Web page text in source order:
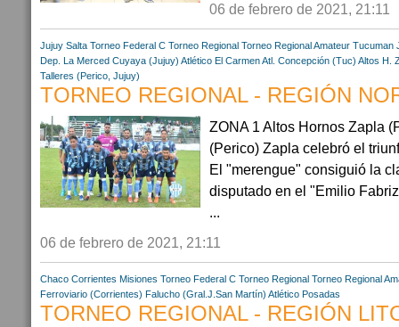
06 de febrero de 2021, 21:11
Jujuy Salta Torneo Federal C Torneo Regional Torneo Regional Amateur Tucuman
Dep. La Merced Cuyaya (Jujuy) Atlético El CarmenAtl. Concepción (Tuc) Altos H.
Talleres (Perico, Jujuy)
TORNEO REGIONAL - REGIÓN
ZONA 1 Altos Hornos Zapla
(Perico) Zapla celebró el
El "merengue" consiguió la
disputado en el "Emilio
...
06 de febrero de 2021, 21:11
Chaco Corrientes Misiones Torneo Federal C Torneo Regional Torneo Regional
Ferroviario (Corrientes) Falucho (Gral.J.San Martín) Atlético Posadas
TORNEO REGIONAL - REGIÓN